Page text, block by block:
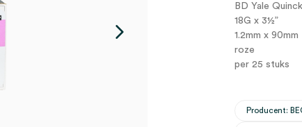
BD Yale
18G x 3½”
1.2mm x 90mm
roze
per 25 stuks
Producent: